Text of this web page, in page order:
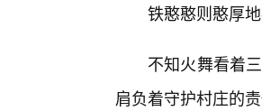
铁憨憨则憨厚
不知火舞看着
肩负着守护村庄的